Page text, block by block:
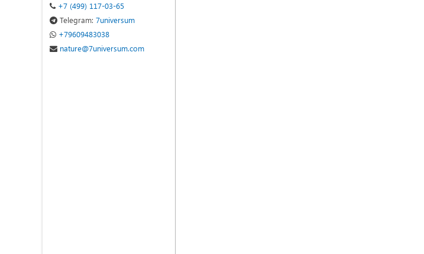
+7 (499) 117-03-65
Telegram: 7universum
+79609483038
nature@7universum.com